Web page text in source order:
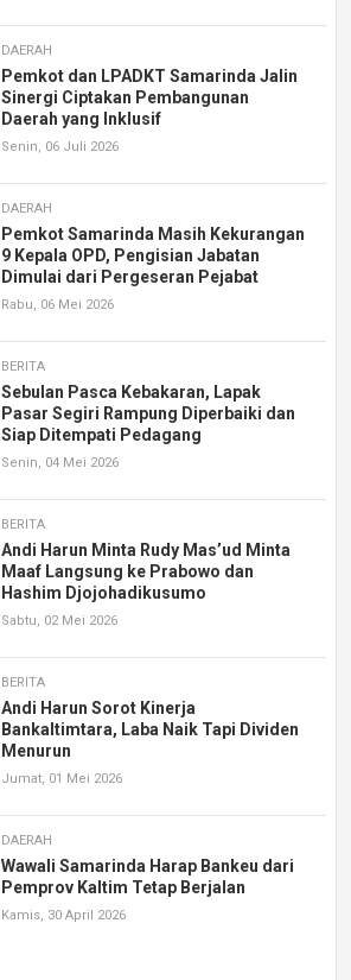
DAERAH
Pemkot dan LPADKT Samarinda Jalin
Sinergi Ciptakan Pembangunan
Daerah yang Inklusif
Senin, 06 Juli 2026
DAERAH
Pemkot Samarinda Masih Kekurangan
9 Kepala OPD, Pengisian Jabatan
Dimulai dari Pergeseran Pejabat
Rabu, 06 Mei 2026
BERITA
Sebulan Pasca Kebakaran, Lapak
Pasar Segiri Rampung Diperbaiki dan
Siap Ditempati Pedagang
Senin, 04 Mei 2026
BERITA
Andi Harun Minta Rudy Mas’ud Minta
Maaf Langsung ke Prabowo dan
Hashim Djojohadikusumo
Sabtu, 02 Mei 2026
BERITA
Andi Harun Sorot Kinerja
Bankaltimtara, Laba Naik Tapi Dividen
Menurun
Jumat, 01 Mei 2026
DAERAH
Wawali Samarinda Harap Bankeu dari
Pemprov Kaltim Tetap Berjalan
Kamis, 30 April 2026